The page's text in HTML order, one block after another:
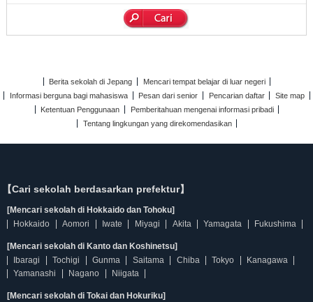
Berita sekolah di Jepang
Mencari tempat belajar di luar negeri
Informasi berguna bagi mahasiswa
Pesan dari senior Pencarian daftar
Site map
Ketentuan Penggunaan
Pemberitahuan mengenai informasi pribadi
Tentang lingkungan yang direkomendasikan
【Cari sekolah berdasarkan prefektur】
[Mencari sekolah di Hokkaido dan Tohoku]
Hokkaido
Aomori Iwate Miyagi Akita Yamagata Fukushima
[Mencari sekolah di Kanto dan Koshinetsu]
Ibaragi
Tochigi Gunma Saitama Chiba Tokyo
Kanagawa
Yamanashi
Nagano Niigata
[Mencari sekolah di Tokai dan Hokuriku]